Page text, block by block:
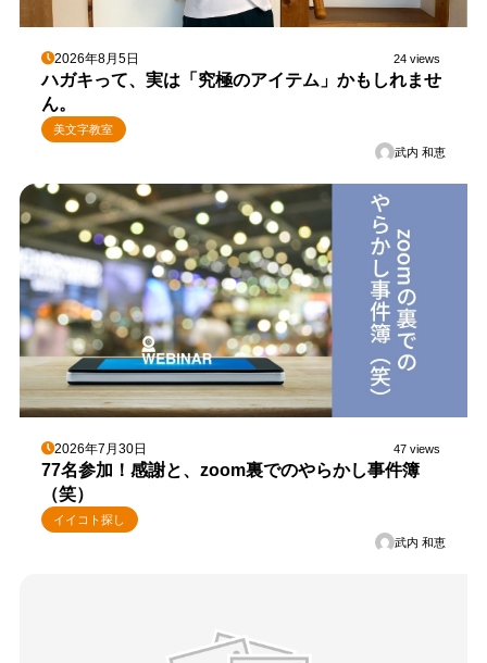
2026年8月5日 24 views
ハガキって、実は「究極のアイテム」かもしれませ
ん。
美文字教室
武内 和恵
2026年7月30日 47 views
77名参加！感謝と、zoom裏でのやらかし事件簿
（笑）
イイコト探し
武内 和恵